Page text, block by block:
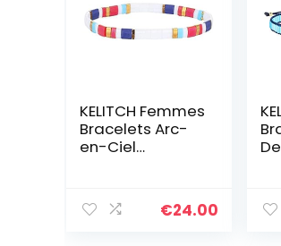
KELITCH Femmes
Bracelets Arc-
en-Ciel
Bracelets
Elastique
€24.00